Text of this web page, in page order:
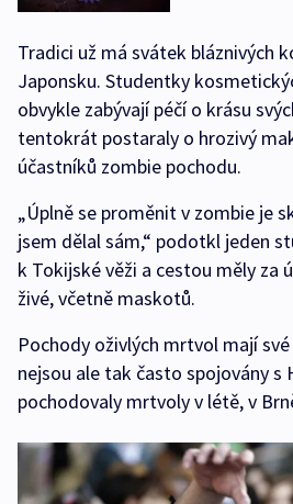
Tradici už má svátek bláznivých
Japonsku. Studentky
obvykle zabývají péčí o krásu
tentokrát postaraly o hrozivý
účastníků zombie pochodu.
„Úplně se proměnit v zombie je
jsem dělal sám,“ podotkl jeden
k Tokijské věži a cestou měly za
živé, včetně maskotů.
Pochody oživlých mrtvol mají své
nejsou ale tak často spojovány s
pochodovaly mrtvoly v létě, v